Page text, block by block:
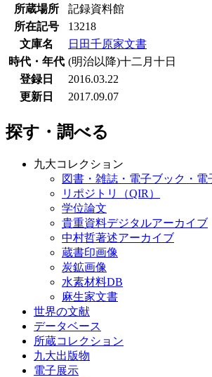
所蔵場所
記録資料館
所在記号
13218
文庫名
日田千原家文書
時代・年代 (明治以降)十二月十日
登録日
2016.03.22
更新日
2017.09.07
探す・調べる
九大コレクション
図書・雑誌・電子ブック・電
リポジトリ（QIR）
学位論文
貴重資料デジタルアーカイブ
中村哲著述アーカイブ
蔵書印画像
炭鉱画像
水素材料DB
麻生家文書
世界の文献
データベース
所蔵コレクション
九大出版物
電子展示